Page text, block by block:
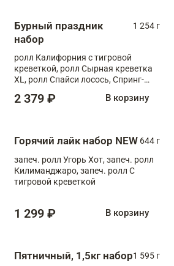
Бурный праздник
набор
1 254 г
ролл Калифорния с тигровой
креветкой, ролл Сырная креветка
XL, ролл Спайси лосось, Спринг-
Медовая креветка
2 379 ₽ В корзину
Горячий лайк набор NEW 644 г
запеч. ролл Угорь Хот, запеч. ролл
Килиманджаро, запеч. ролл С
тигровой креветкой
1 299 ₽ В корзину
Пятничный, 1,5кг набор1 595 г